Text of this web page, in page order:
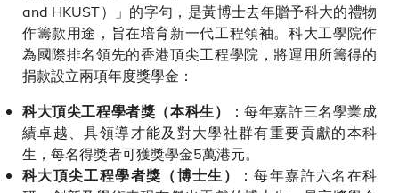
and HKUST）」的字句，是黃博士去年贈予科大的禮物
作籌款用途，旨在培育新一代工程領袖。科大工學院作
為國際排名領先的香港頂尖工程學院，將運用所籌得的
捐款設立兩項年度獎學金：
科大頂尖工程學者獎（本科生）
：每年嘉許三名學業成
績卓越、具領導才能及對大學社群有重要貢獻的本科
生，每名得獎者可獲獎學金5萬港元。
科大頂尖工程學者獎（博士生）
：每年嘉許六名在科